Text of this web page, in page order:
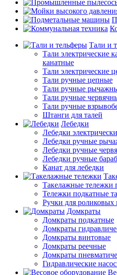
Тали и
Тали электрические
канатные
Тали электрические
Тали ручные цепные
Тали ручные
Тали ручные
Тали ручные
Штанги для талей
Лебедки
Лебедки
Лебедки ручные
Лебедки ручные
Лебедки ручные
Канат для лебедки
Такелажные тележки
Тележки подкатные
Ручки для роликовых
Домкраты
Домкраты подкатные
Домкраты
Домкраты винтовые
Домкраты реечные
Домкраты
Гидравлические